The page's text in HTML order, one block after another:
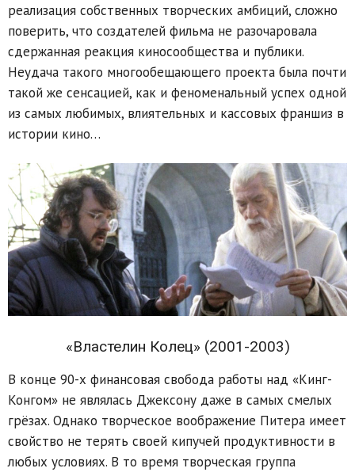
реализация собственных творческих амбиций, сложно
поверить, что создателей фильма не разочаровала
сдержанная реакция киносообщества и публики.
Неудача такого многообещающего проекта была почти
такой же сенсацией, как и феноменальный успех одной
из самых любимых, влиятельных и кассовых франшиз в
истории кино…
«Властелин Колец» (2001-2003)
В конце 90-х финансовая свобода работы над «Кинг-
Конгом» не являлась Джексону даже в самых смелых
грёзах. Однако творческое воображение Питера имеет
свойство не терять своей кипучей продуктивности в
любых условиях. В то время творческая группа